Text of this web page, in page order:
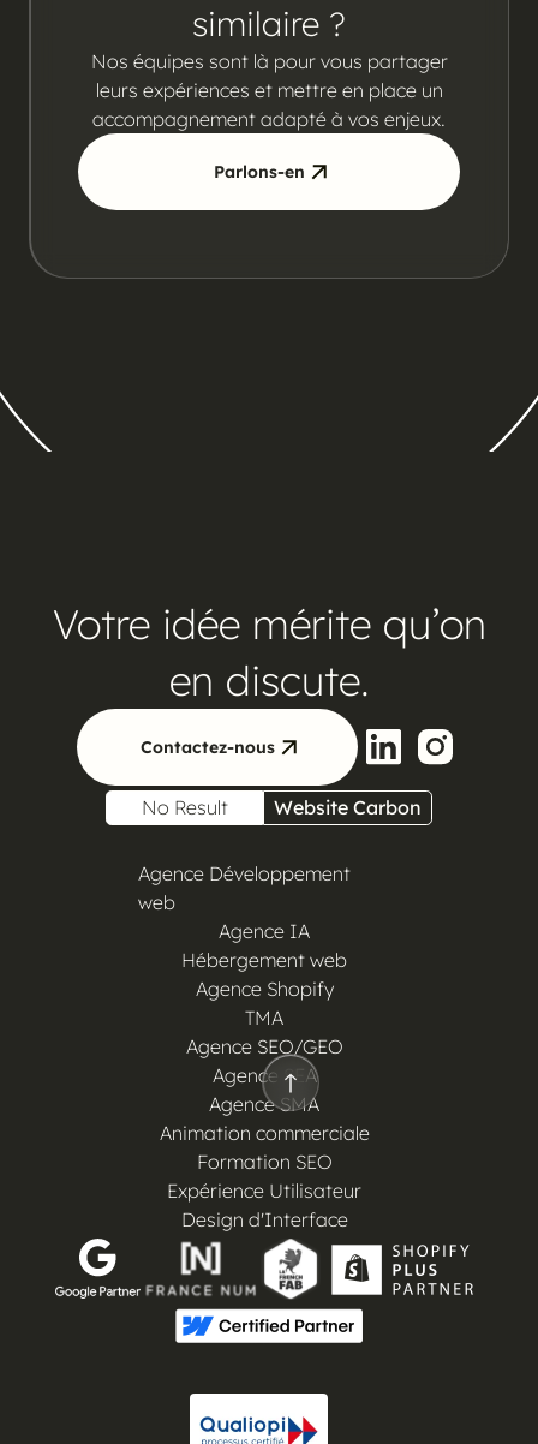
similaire ?
Nos équipes sont là pour vous partager
leurs expériences et mettre en place un
accompagnement adapté à vos enjeux.
Parlons-en
Votre idée mérite qu’on
en discute.
Contactez-nous
No Result Website Carbon
Agence Développement
web
Agence IA
Hébergement web
Agence Shopify
TMA
Agence SEO/GEO
Agence SEA
Agence SMA
Animation commerciale
Formation SEO
Expérience Utilisateur
Design d'Interface